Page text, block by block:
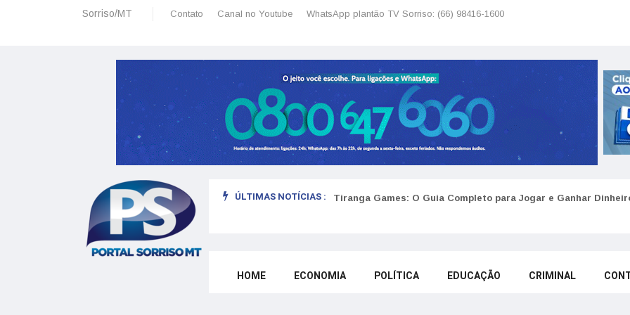
Sorriso/MT Contato Canal no Youtube WhatsApp plantão TV Sorriso: (66) 98416-1600
ÚLTIMAS NOTÍCIAS : Tiranga Games: O Guia Completo para Jogar e Ganhar
HOME ECONOMIA POLÍTICA EDUCAÇÃO CRIMINAL